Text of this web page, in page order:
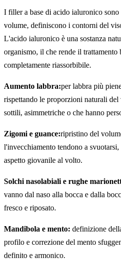
I filler a base di acido ialuronico
volume, definiscono i contorni del
L'acido ialuronico è una sostanza
organismo, il che rende il trattamento
completamente riassorbibile.
Aumento labbra:per labbra più
rispettando le proporzioni naturali
sottili, asimmetriche o che hanno
Zigomi e guance:ripristino del
l'invecchiamento tendono a
aspetto giovanile al volto.
Solchi nasolabiali e rughe
vanno dal naso alla bocca e dalla
fresco e riposato.
Mandibola e mento: definizione
profilo e correzione del mento
definito e armonico.